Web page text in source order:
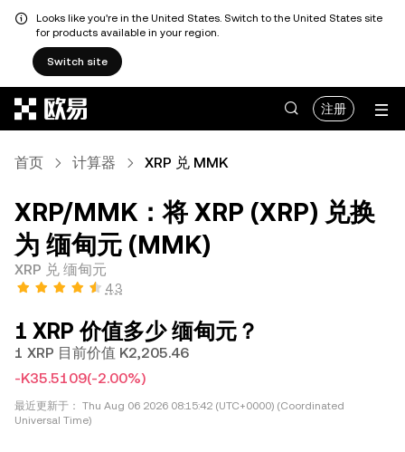
Looks like you're in the United States. Switch to the United States site
for products available in your region.
Switch site
注册
首页 计算器 XRP 兑 MMK
XRP/MMK：将 XRP (XRP) 兑换
为 缅甸元 (MMK)
XRP 兑 缅甸元
4.3
1 XRP 价值多少 缅甸元？
1 XRP 目前价值 K2,205.46
-K35.5109(-2.00%)
最近更新于： Thu Aug 06 2026 08:15:42 (UTC+0000) (Coordinated
Universal Time)